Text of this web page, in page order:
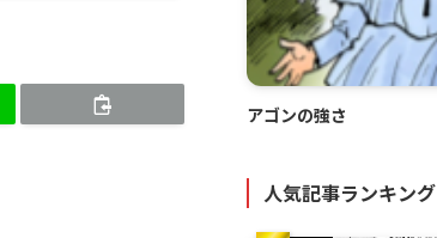
アゴンの強さ
人気記事ランキング